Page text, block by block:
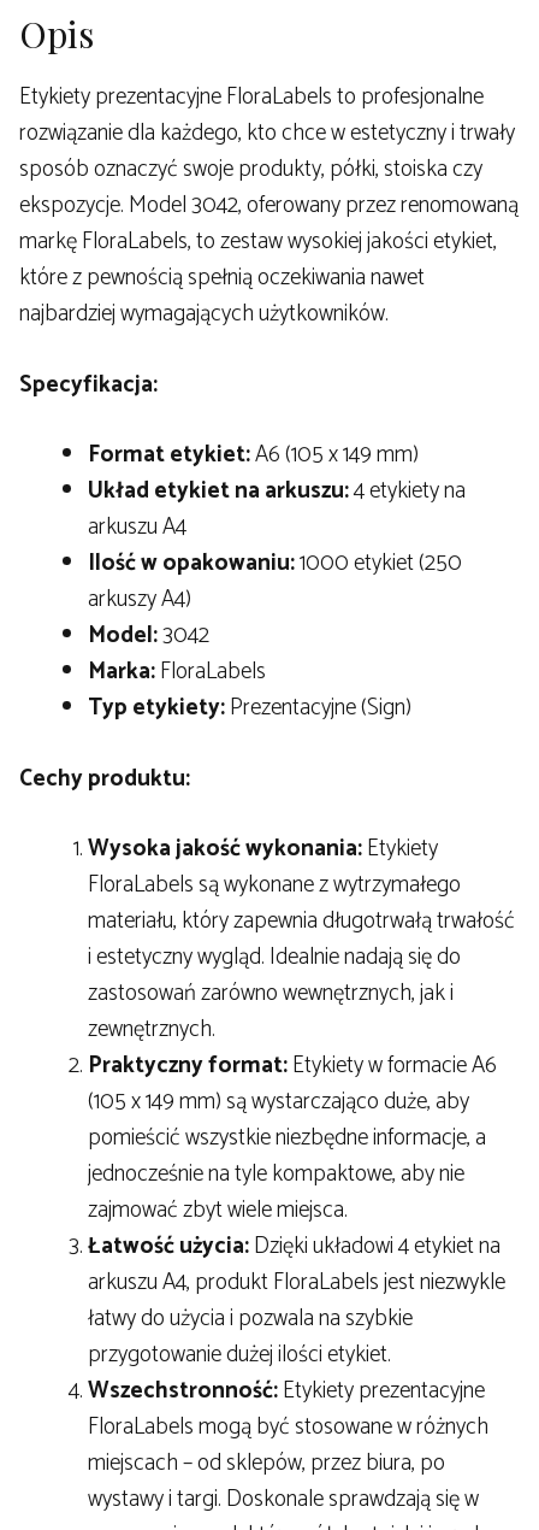
Opis
Etykiety prezentacyjne FloraLabels to profesjonalne
rozwiązanie dla każdego, kto chce w estetyczny i trwały
sposób oznaczyć swoje produkty, półki, stoiska czy
ekspozycje. Model 3042, oferowany przez renomowaną
markę FloraLabels, to zestaw wysokiej jakości etykiet,
które z pewnością spełnią oczekiwania nawet
najbardziej wymagających użytkowników.
Specyfikacja:
Format etykiet:A6 (105 x 149 mm)
Układ etykiet na arkuszu:4 etykiety na
arkuszu A4
Ilość w opakowaniu:1000 etykiet (250
arkuszy A4)
Model:3042
Marka:FloraLabels
Typ etykiety:Prezentacyjne (Sign)
Cechy produktu:
Wysoka jakość wykonania:Etykiety
FloraLabels są wykonane z wytrzymałego
materiału, który zapewnia długotrwałą trwałość
i estetyczny wygląd. Idealnie nadają się do
zastosowań zarówno wewnętrznych, jak i
zewnętrznych.
Praktyczny format:Etykiety w formacie A6
(105 x 149 mm) są wystarczająco duże, aby
pomieścić wszystkie niezbędne informacje, a
jednocześnie na tyle kompaktowe, aby nie
zajmować zbyt wiele miejsca.
Łatwość użycia:Dzięki układowi 4 etykiet na
arkuszu A4, produkt FloraLabels jest niezwykle
łatwy do użycia i pozwala na szybkie
przygotowanie dużej ilości etykiet.
Wszechstronność:Etykiety prezentacyjne
FloraLabels mogą być stosowane w różnych
miejscach – od sklepów, przez biura, po
wystawy i targi. Doskonale sprawdzają się w